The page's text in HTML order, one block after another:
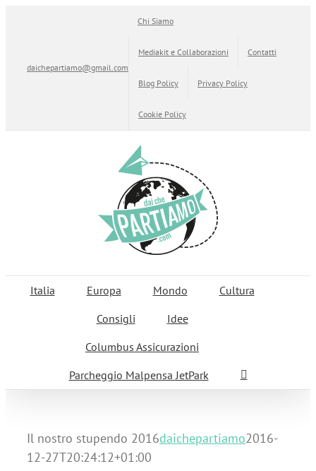
daichepartiamo@gmail.com
Chi Siamo
Mediakit e Collaborazioni Contatti
Blog Policy Privacy Policy
Cookie Policy
Italia Europa Mondo
Cultura
Consigli
Idee
Columbus Assicurazioni
Parcheggio Malpensa JetPark
Il nostro stupendo 2016daichepartiamo2016-
12-27T20:24:12+01:00